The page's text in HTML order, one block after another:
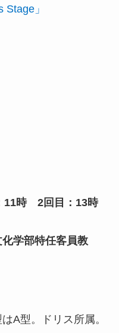
Stage」
11時 2回目：13時
学部特任客員教
A型。ドリス所属。